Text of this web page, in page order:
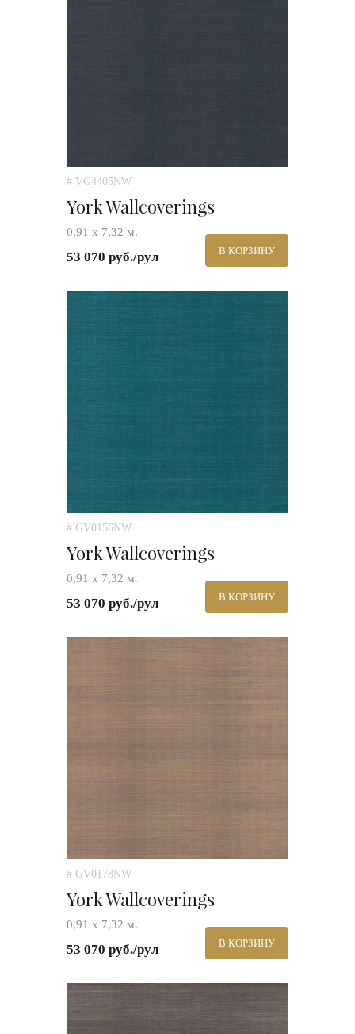
# VG4405NW
York Wallcoverings
0,91 х 7,32 м.
53 070 руб./рул В КОРЗИНУ
# GV0156NW
York Wallcoverings
0,91 х 7,32 м.
53 070 руб./рул В КОРЗИНУ
# GV0178NW
York Wallcoverings
0,91 х 7,32 м.
53 070 руб./рул В КОРЗИНУ